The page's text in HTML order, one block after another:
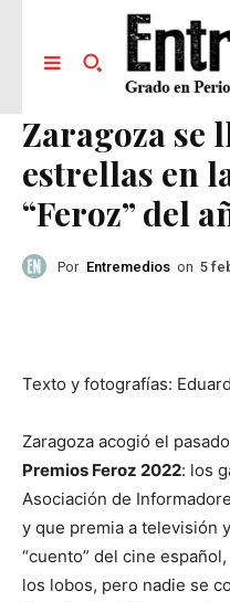
Zaragoza se
estrellas en
“Feroz” del
Por Entremedios on 5
Texto y fotografías:
Zaragoza acogió el
Premios Feroz 2022: los
Asociación de
y que premia a televisión
“cuento” del cine
los lobos, pero nadie se